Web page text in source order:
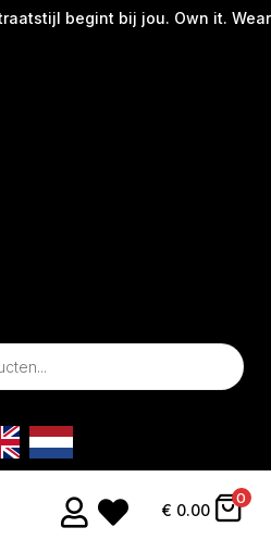
begint bij jou. Own it. Wear
  € 0.00
0